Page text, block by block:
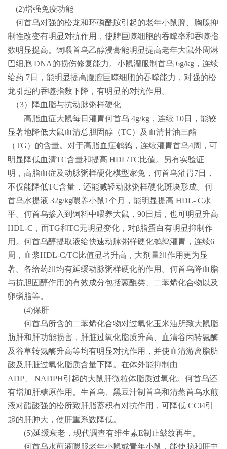
(2)增强免疫功能
何首乌对强的松龙和环磷酰胺引起的老年小鼠脾、胸腺抑
制性改变有明显对抗作用，使脾巨噬细胞的吞噬率和吞噬指
数明显提高。饲喂首乌乙醇浸膏能明显提高老年大鼠外周淋
巴细胞 DNA的损伤修复能力。小鼠灌服制首乌 6g/kg ，连续
给药 7日，能明显提高腹腔巨噬细胞的吞噬能力，对强的松
龙引起的吞噬指数下降，有明显的对抗作用。
（3）降血脂与抗动脉粥样硬化
高脂血症大鼠每日灌胃何首乌 4g/kg ，连续 10日，能较
显著地降低大鼠血清总胆固醇（TC）及血清甘油三酯
（TG）的含量。对于高脂血症鹌鹑，连续灌胃首乌4周，可
明显降低血清TC含量和提高 HDL/TC比值。另有实验证
明，高脂血症及动脉粥样硬化模型家兔，何首乌灌胃7日，
不仅能降低TC含量，还能减轻动脉粥样硬化斑块形成。何
首乌水提液 32g/kg喂养小鼠1个月，能明显提高 HDL- C水
平。何首乌掺入到饲料中喂养大鼠， 90日后，也可明显升高
HDL-C ，而TG和TC无明显变化，对β脂蛋白有明显抑制作
用。何首乌醇提取液给快速动脉粥样硬化鹌鹑灌胃，连续6
周，血浆HDL-C/TC比值显著升高，大剂量组作用更为显
著。各给药组均有延缓动脉粥样硬化的作用。何首乌降血脂
与抗胆固醇作用的有效成分包括蒽醌类、二苯烯化合物以及
卵磷脂等。
(4)保肝
何首乌所含的二苯烯化合物对过氧化玉米油所致大鼠脂
肪肝和肝功能损害，肝脏过氧化脂质升高、血清谷丙转氨酶
及谷草转氨酶升高等均有明显对抗作用，并使血清游离脂肪
酸及肝脏过氧化脂质含量下降。在体外能抑制由
ADP
NADPH引起的大鼠肝微粒体脂质过氧化。何首乌还
有增加肝糖原作用。生首乌、黑豆汁制首乌和清蒸首乌水煎
液对醋酸强的松所致肝脂蓄积有对抗作用，可降低 CCl4引
起的肝肿大，使肝重系数降低。
(5)延缓衰老，现代调查有维生素E制止皱纹再生。
何首乌水煎液喂服老年小鼠或青年小鼠，能使脑和肝中